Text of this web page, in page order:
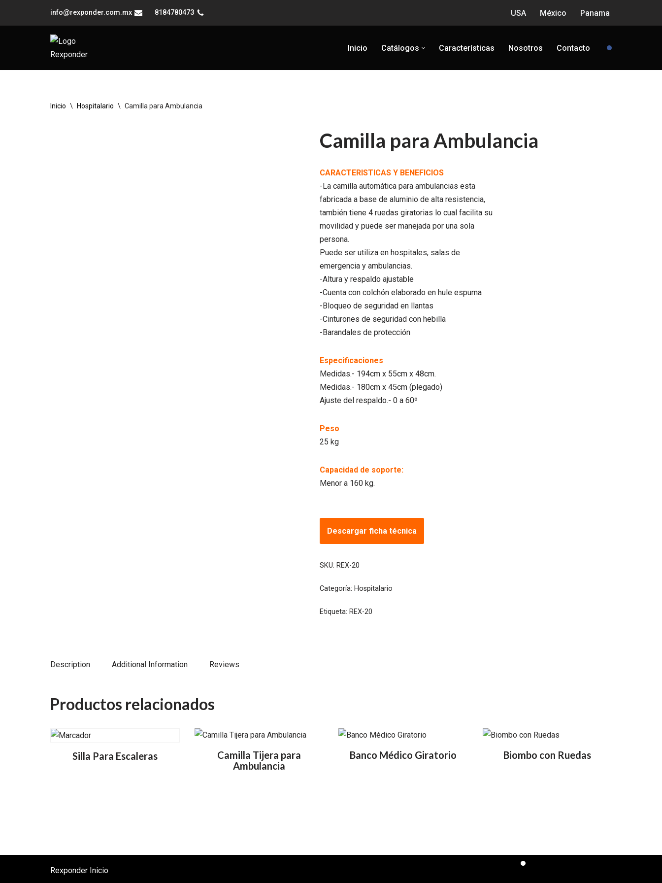
Saltar
info@rexponder.com.mx 8184780473 USA México Panama
Inicio Catálogos Características Nosotros Contacto
Inicio \ Hospitalario \ Camilla para Ambulancia
Camilla para Ambulancia
CARACTERISTICAS Y BENEFICIOS
-La camilla automática para ambulancias esta
fabricada a base de aluminio de alta resistencia,
también tiene 4 ruedas giratorias lo cual facilita su
movilidad y puede ser manejada por una sola
persona.
Puede ser utiliza en hospitales, salas de
emergencia y ambulancias.
-Altura y respaldo ajustable
-Cuenta con colchón elaborado en hule espuma
-Bloqueo de seguridad en llantas
-Cinturones de seguridad con hebilla
-Barandales de protección
Especificaciones
Medidas.- 194cm x 55cm x 48cm.
Medidas.- 180cm x 45cm (plegado)
Ajuste del respaldo.- 0 a 60º
Peso
25 kg
Capacidad de soporte:
Menor a 160 kg.
Descargar ficha técnica
SKU: REX-20
Categoría: Hospitalario
Etiqueta: REX-20
Description Additional Information Reviews
Productos relacionados
Silla Para Escaleras
Camilla Tijera para
Ambulancia
Banco Médico Giratorio Biombo con Ruedas
Rexponder Inicio